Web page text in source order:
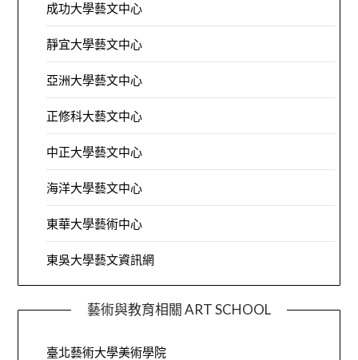
成功大學藝文中心
靜宜大學藝文中心
亞洲大學藝文中心
正修科大藝文中心
中正大學藝文中心
海洋大學藝文中心
東華大學藝術中心
東吳大學藝文資訊網
藝術與教育相關 ART SCHOOL
臺北藝術大學美術學院